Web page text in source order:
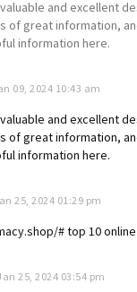
and excellent
of great information,
information here.
09, 2024 10:43 am
and excellent
of great information,
information here.
25, 2024 01:29 pm
# top 10
25, 2024 03:54 pm